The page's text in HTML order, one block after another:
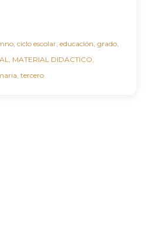
ciclo escolar educación grado
MATERIAL DIDACTICO
tercero